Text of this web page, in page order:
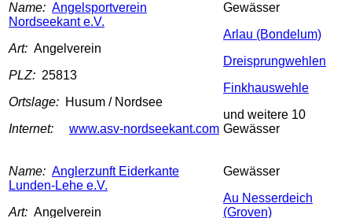
Name: Angelsportverein
Nordseekant e.V.
Art: Angelverein
PLZ: 25813
Ortslage: Husum / Nordsee
Internet:
www.asv-nordseekant.com
Gewässer
Arlau (Bondelum)
Dreisprungwehlen
Finkhauswehle
und weitere 10
Gewässer
Name: Anglerzunft Eiderkante
Lunden-Lehe e.V.
Art: Angelverein
Gewässer
Au Nesserdeich
(Groven)